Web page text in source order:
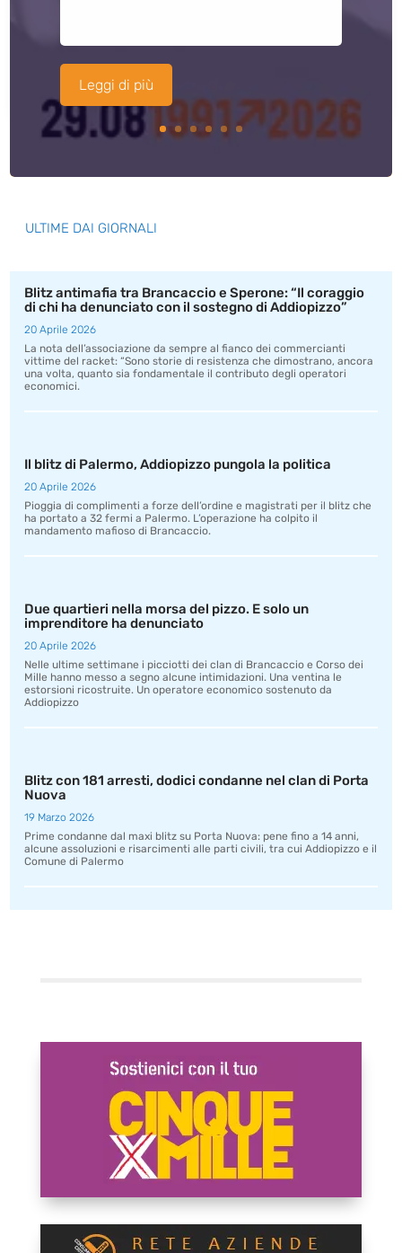
Leggi di più
ULTIME DAI GIORNALI
Blitz antimafia tra Brancaccio e Sperone: “Il coraggio
di chi ha denunciato con il sostegno di Addiopizzo”
20 Aprile 2026
La nota dell’associazione da sempre al fianco dei commercianti
vittime del racket: “Sono storie di resistenza che dimostrano, ancora
una volta, quanto sia fondamentale il contributo degli operatori
economici.
Il blitz di Palermo, Addiopizzo pungola la politica
20 Aprile 2026
Pioggia di complimenti a forze dell’ordine e magistrati per il blitz che
ha portato a 32 fermi a Palermo. L’operazione ha colpito il
mandamento mafioso di Brancaccio.
Due quartieri nella morsa del pizzo. E solo un
imprenditore ha denunciato
20 Aprile 2026
Nelle ultime settimane i picciotti dei clan di Brancaccio e Corso dei
Mille hanno messo a segno alcune intimidazioni. Una ventina le
estorsioni ricostruite. Un operatore economico sostenuto da
Addiopizzo
Blitz con 181 arresti, dodici condanne nel clan di Porta
Nuova
19 Marzo 2026
Prime condanne dal maxi blitz su Porta Nuova: pene fino a 14 anni,
alcune assoluzioni e risarcimenti alle parti civili, tra cui Addiopizzo e il
Comune di Palermo